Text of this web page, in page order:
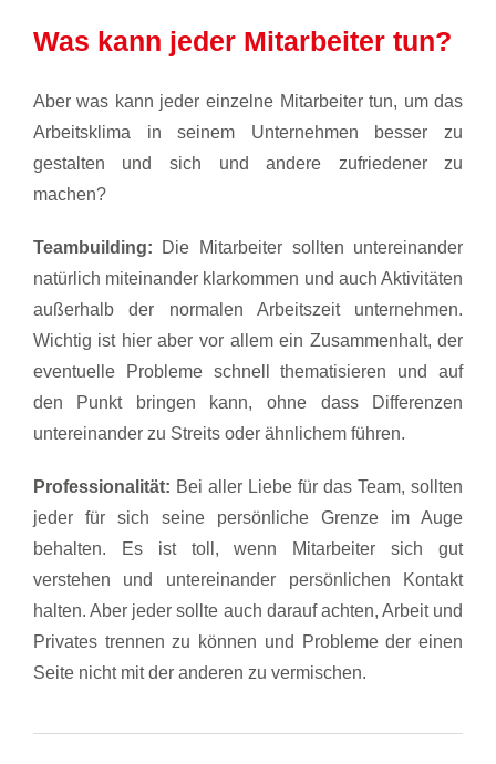
Was kann jeder Mitarbeiter tun?
Aber was kann jeder einzelne Mitarbeiter tun, um das
Arbeitsklima in seinem Unternehmen besser zu
gestalten und sich und andere zufriedener zu
machen?
Teambuilding: Die Mitarbeiter sollten untereinander
natürlich miteinander klarkommen und auch Aktivitäten
außerhalb der normalen Arbeitszeit unternehmen.
Wichtig ist hier aber vor allem ein Zusammenhalt, der
eventuelle Probleme schnell thematisieren und auf
den Punkt bringen kann, ohne dass Differenzen
untereinander zu Streits oder ähnlichem führen.
Professionalität: Bei aller Liebe für das Team, sollten
jeder für sich seine persönliche Grenze im Auge
behalten. Es ist toll, wenn Mitarbeiter sich gut
verstehen und untereinander persönlichen Kontakt
halten. Aber jeder sollte auch darauf achten, Arbeit und
Privates trennen zu können und Probleme der einen
Seite nicht mit der anderen zu vermischen.